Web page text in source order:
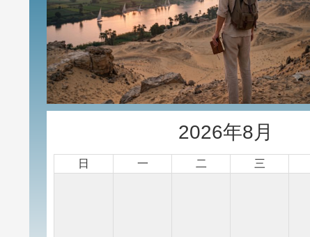
2026年8月
日 一 二 三